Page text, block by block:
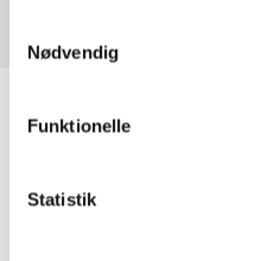
Nødvendig
Funktionelle
Statistik